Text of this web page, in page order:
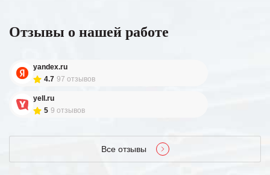
Отзывы о нашей работе
yandex.ru
4.7 97 отзывов
yell.ru
5 9 отзывов
Все отзывы